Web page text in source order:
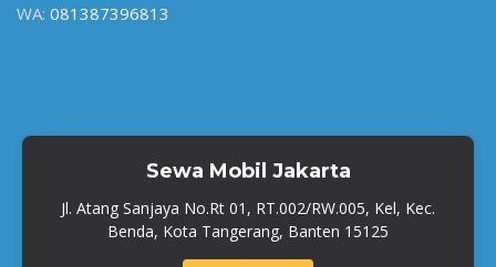
WA: 081387396813
Sewa Mobil Jakarta
Jl. Atang Sanjaya No.Rt 01, RT.002/RW.005, Kel, Kec.
Benda, Kota Tangerang, Banten 15125